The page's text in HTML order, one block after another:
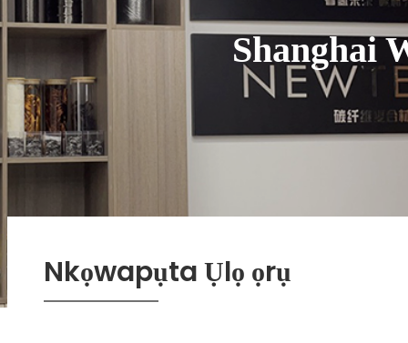
Shanghai
Nkọwapụta Ụlọ ọrụ